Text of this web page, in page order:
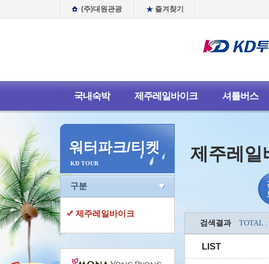
(주)대원관광 즐겨찾기
국내숙박 제주레일바이크 셔틀버스
워터파크/티켓
KD TOUR
구분
제주레일바이크
제주레일
검색결과 TOTAL :
LIST